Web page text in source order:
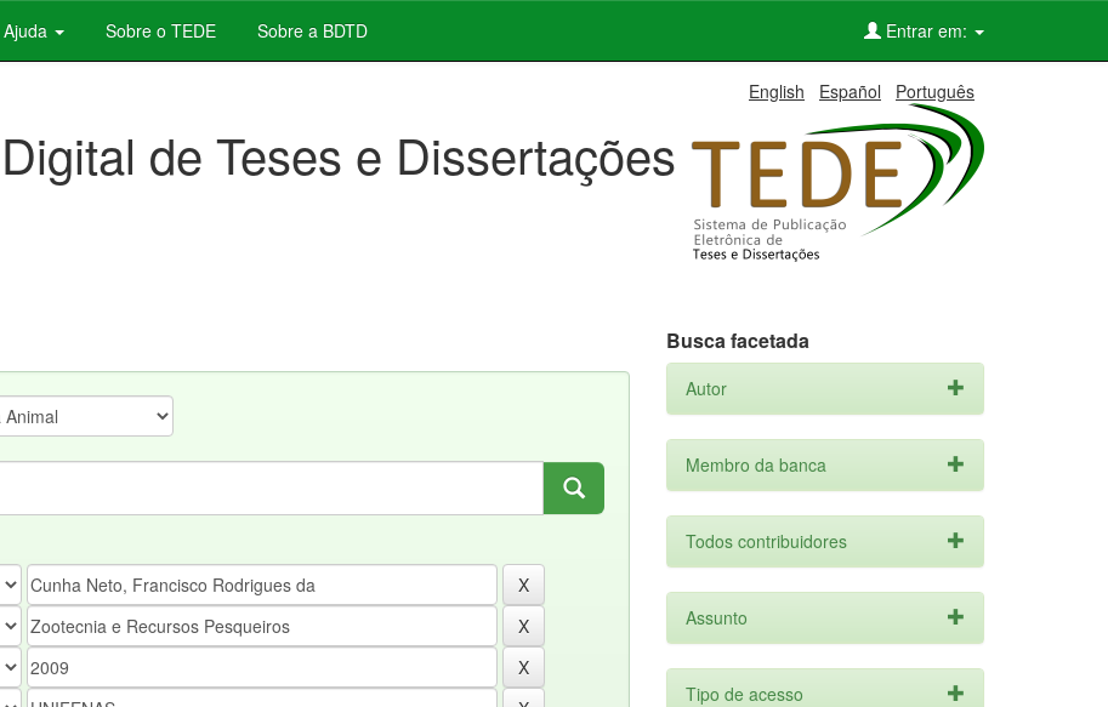
Ajuda Sobre o TEDE Sobre a BDTD Entrar em:
English Español Português
de Teses e Dissertações
Busca facetada
Autor
Membro da banca
Todos contribuidores
Assunto
Tipo de acesso